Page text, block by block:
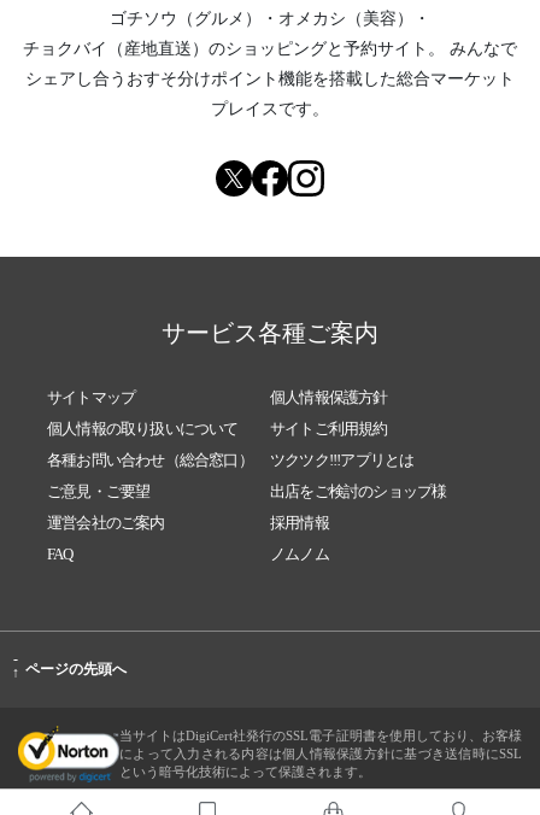
ゴチソウ（グルメ）
・ オメカシ（美容）
・
チョクバイ（産地直送） のショッピングと予約サイト。
みんなで
シェアし合う おすそ分けポイント機能を搭載した総合マーケット
プレイスです。
サービス各種ご案内
サイトマップ
個人情報保護方針
個人情報の取り扱いについて
サイトご利用規約
各種お問い合わせ（総合窓口）
ツクツク!!!アプリとは
ご意見・ご要望
出店をご検討のショップ様
運営会社のご案内
採用情報
FAQ
ノムノム
-
↑ ページの先頭へ
当サイトはDigiCert社発行のSSL電子証明書を使用しており、お客様
によって入力される内容は個人情報保護方針に基づき送信時にSSL
という暗号化技術によって保護されます。